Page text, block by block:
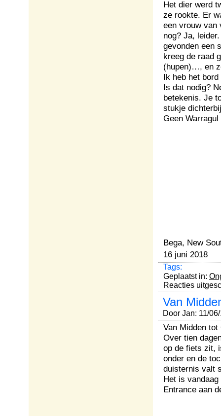
Het dier werd
ze rookte. Er
een vrouw van
nog? Ja,
gevonden een
kreeg de raad
(hupen)…, en
Ik heb het
Is dat nodig?
betekenis. Je
stukje
Geen
Bega, New
16 juni 2018
Tags:
Geplaatst in:
Reacties
Van
Door Jan: 11/
Van Midden tot
Over tien
op de fiets zit,
onder en de
duisternis valt
Het is
Entrance aan